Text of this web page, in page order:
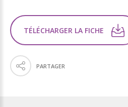
PARTAGER
TÉLÉCHARGER LA FICHE